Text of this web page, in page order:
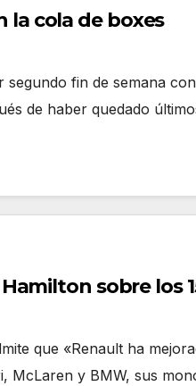
la cola de boxes
segundo fin de semana
de haber quedado
sobre los
que «Renault ha
McLaren y BMW, sus